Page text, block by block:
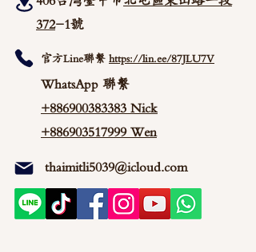
372-1號
官方Line聯繫 https://lin.ee/87JLU7V
WhatsApp 聯繫
+886900383383 Nick
+886903517999 Wen
thaimitli5039@icloud.com